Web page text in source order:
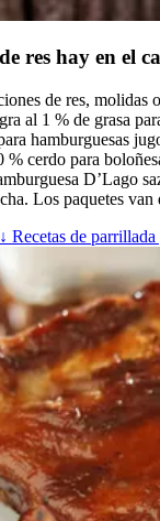
res hay en el
de res, molidas
al 1 % de grasa
hamburguesas
% cerdo para
D’Lago
Los paquetes van
↓ Recetas de parrillada